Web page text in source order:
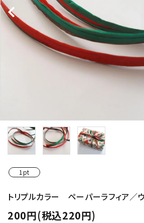
1pt
トリプルカラー ペーパーラフィア／
200円(税込220円)